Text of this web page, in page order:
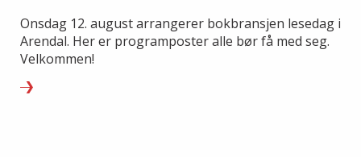
Onsdag 12. august arrangerer bokbransjen lesedag i
Arendal. Her er programposter alle bør få med seg.
Velkommen!